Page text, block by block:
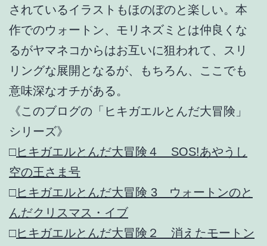
されているイラストもほのぼのと楽しい。本
作でのウォートン、モリネズミとは仲良くな
るがヤマネコからはお互いに狙われて、スリ
リングな展開となるが、もちろん、ここでも
意味深なオチがある。
《このブログの「ヒキガエルとんだ大冒険」
シリーズ》
□ヒキガエルとんだ大冒険４ SOS!あやうし
空の王さま号
□ヒキガエルとんだ大冒険 3 ウォートンのと
んだクリスマス・イブ
□ヒキガエルとんだ大冒険２ 消えたモートン